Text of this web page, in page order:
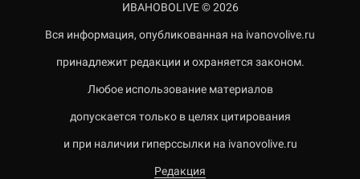
ИВАНОВОLIVE © 2026
Вся информация, опубликованная на ivanovolive.ru
принадлежит редакции и охраняется законом.
Любое использование материалов
допускается только в целях цитирования
и при наличии гиперссылки на ivanovolive.ru
Редакция